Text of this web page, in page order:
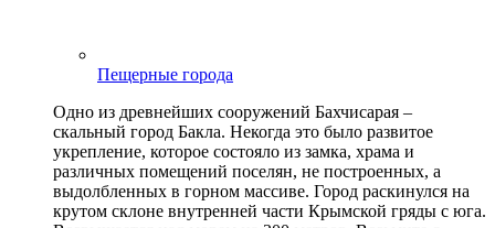
Пещерные города
Одно из древнейших сооружений Бахчисарая –
скальный город Бакла. Некогда это было развитое
укрепление, которое состояло из замка, храма и
различных помещений поселян, не построенных, а
выдолбленных в горном массиве. Город раскинулся на
крутом склоне внутренней части Крымской гряды с юга.